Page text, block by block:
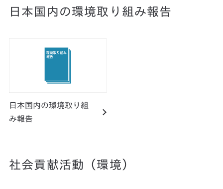
日本国内の環境取り組み報告
日本国内の環境取り組
み報告
社会貢献活動（環境）